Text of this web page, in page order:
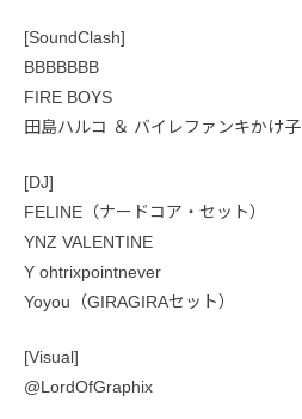
[SoundClash]
BBBBBBB
FIRE BOYS
田島ハルコ ＆ バイレファンキかけ子
[DJ]
FELINE（ナードコア・セット）
YNZ VALENTINE
Y ohtrixpointnever
Yoyou（GIRAGIRAセット）
[Visual]
@LordOfGraphix